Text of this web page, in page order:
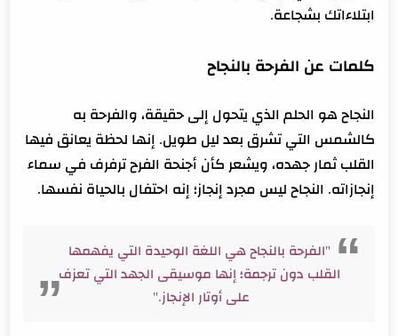
ابتلاءاتك بشجاعة.
كلمات عن الفرحة بالنجاح
النجاح هو الحلم الذي يتحول إلى حقيقة، والفرحة به
كالشمس التي تشرق بعد ليل طويل. إنها لحظة يعانق فيها
القلب ثمار جهده، ويشعر كأن أجنحة الفرح ترفرف في سماء
إنجازاته. النجاح ليس مجرد إنجاز؛ إنه احتفال بالحياة نفسها.
"الفرحة بالنجاح هي اللغة الوحيدة التي يفهمها
القلب دون ترجمة؛ إنها موسيقى الجهد التي تعزف
على أوتار الإنجاز."